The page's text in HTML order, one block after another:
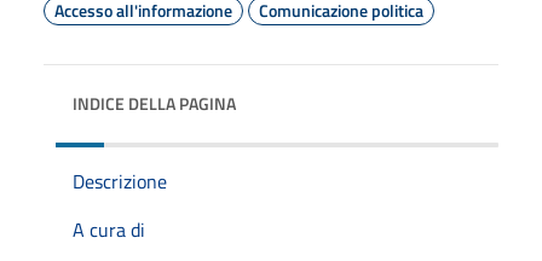
Accesso all'informazione
Comunicazione politica
INDICE DELLA PAGINA
Descrizione
A cura di